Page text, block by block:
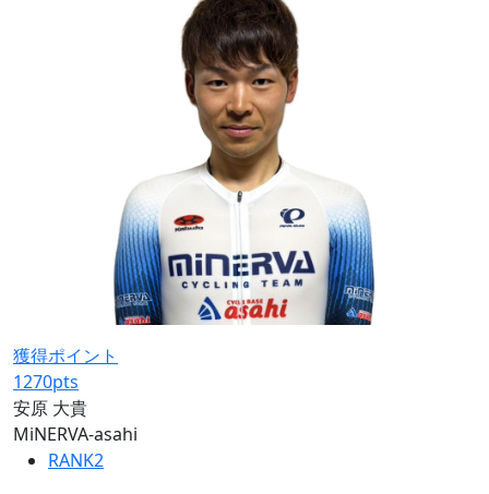
獲得ポイント
1270pts
安原 大貴
MiNERVA-asahi
RANK2